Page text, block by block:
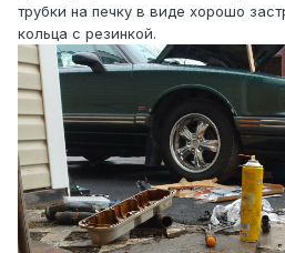
трубки на печку в виде хорошо
кольца с резинкой.